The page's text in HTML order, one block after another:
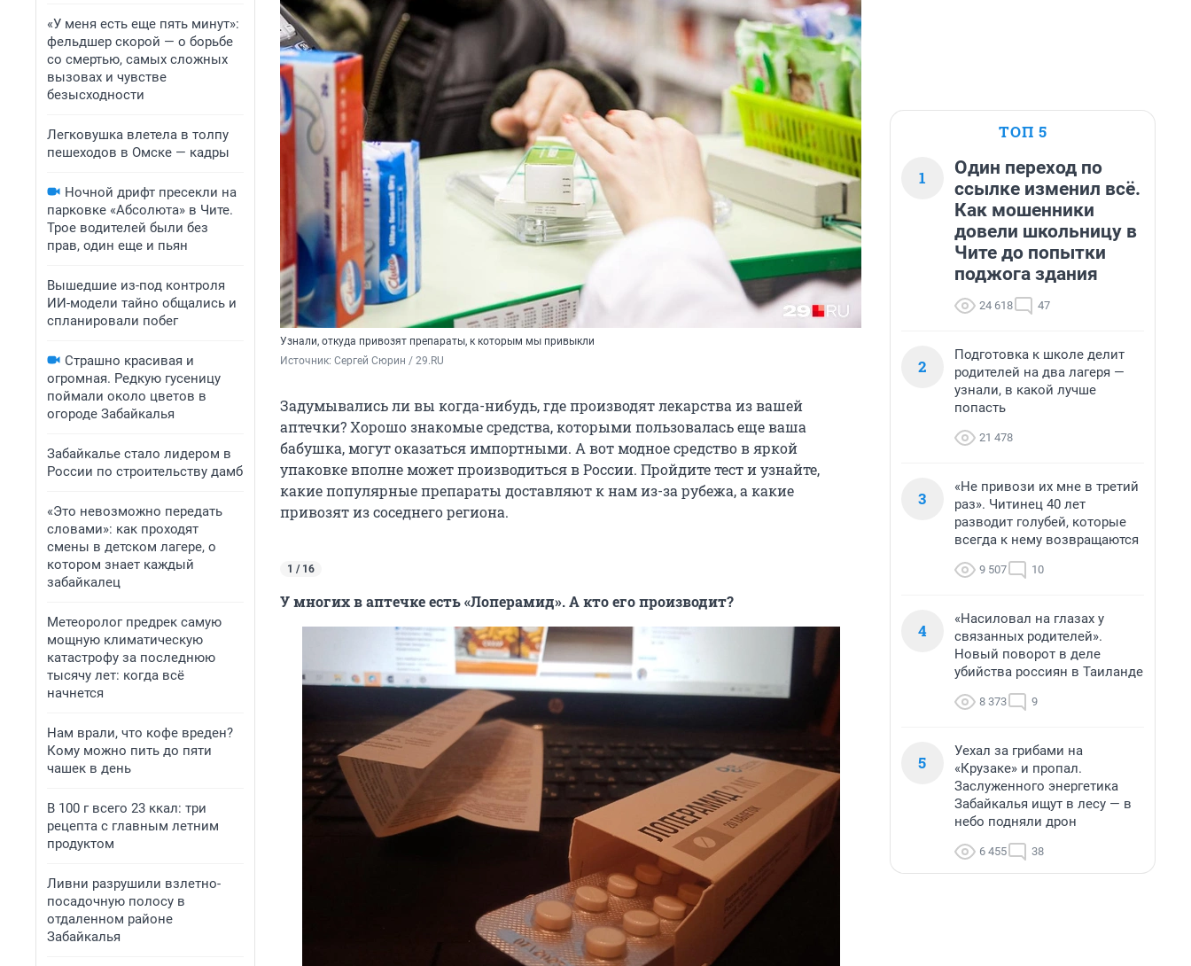
«У меня есть еще пять минут»:
фельдшер скорой — о борьбе
со смертью, самых сложных
вызовах и чувстве
безысходности
Легковушка влетела в толпу
пешеходов в Омске — кадры
Ночной дрифт пресекли на
парковке «Абсолюта» в Чите.
Трое водителей были без
прав, один еще и пьян
Вышедшие из-под контроля
ИИ-модели тайно общались и
спланировали побег
Страшно красивая и
огромная. Редкую гусеницу
поймали около цветов в
огороде Забайкалья
Забайкалье стало лидером в
России по строительству дамб
«Это невозможно передать
словами»: как проходят
смены в детском лагере, о
котором знает каждый
забайкалец
Метеоролог предрек самую
мощную климатическую
катастрофу за последнюю
тысячу лет: когда всё
начнется
Нам врали, что кофе вреден?
Кому можно пить до пяти
чашек в день
В 100 г всего 23 ккал: три
рецепта с главным летним
продуктом
Ливни разрушили взлетно-
посадочную полосу в
отдаленном районе
Забайкалья
Узнали, откуда привозят препараты, к которым мы привыкли
Источник: Сергей Сюрин / 29.RU
Задумывались ли вы когда-нибудь, где производят лекарства из вашей
аптечки? Хорошо знакомые средства, которыми пользовалась еще ваша
бабушка, могут оказаться импортными. А вот модное средство в яркой
упаковке вполне может производиться в России. Пройдите тест и узнайте,
какие популярные препараты доставляют к нам из-за рубежа, а какие
привозят из соседнего региона.
1 / 16
У многих в аптечке есть «Лоперамид». А кто его производит?
ТОП 5
1
Один переход по
ссылке изменил всё.
Как мошенники
довели школьницу в
Чите до попытки
поджога здания
24 618 47
2
Подготовка к школе делит
родителей на два лагеря —
узнали, в какой лучше
попасть
21 478
3
«Не привози их мне в третий
раз». Читинец 40 лет
разводит голубей, которые
всегда к нему возвращаются
9 507 10
4
«Насиловал на глазах у
связанных родителей».
Новый поворот в деле
убийства россиян в Таиланде
8 373 9
5
Уехал за грибами на
«Крузаке» и пропал.
Заслуженного энергетика
Забайкалья ищут в лесу — в
небо подняли дрон
6 455 38